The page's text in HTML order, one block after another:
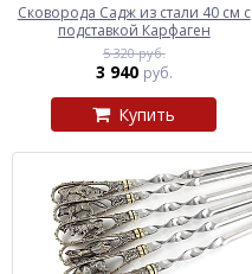
Сковорода Садж из стали 40 см с
подставкой Карфаген
5 320 руб.
3 940 руб.
Купить